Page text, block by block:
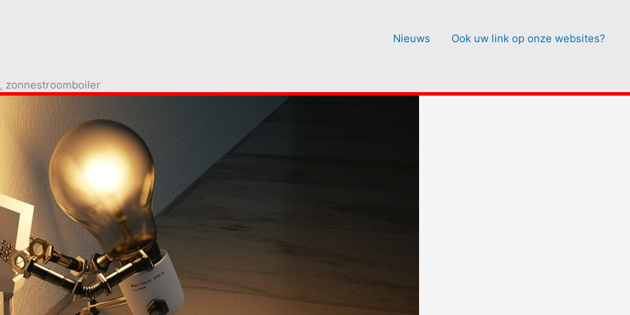
Nieuws Ook uw link op onze websites?
zonnestroomboiler